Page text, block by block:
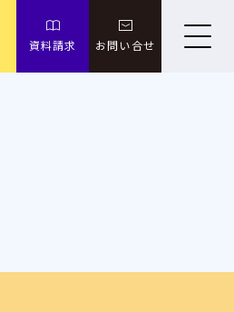
資料請求 お問い合せ